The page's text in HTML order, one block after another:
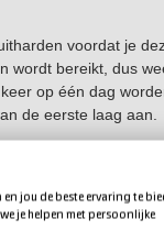
voordat je
wordt bereikt, dus
op één dag
de eerste laag aan.
voor matte
te verwerken.
jou de beste ervaring te
je helpen met persoonlijke